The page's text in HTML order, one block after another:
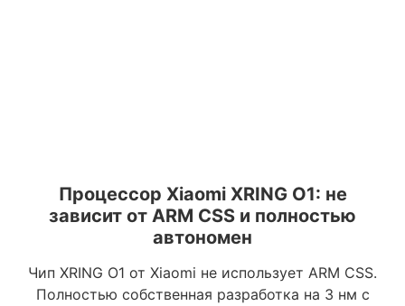
Процессор Xiaomi XRING O1: не
зависит от ARM CSS и полностью
автономен
Чип XRING O1 от Xiaomi не использует ARM CSS.
Полностью собственная разработка на 3 нм с